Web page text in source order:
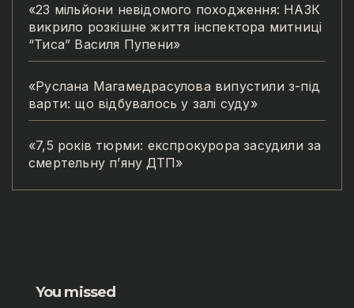
«23 мільйони невідомого походження: НАЗК
викрило розкішне життя інспектора митниці
“Тиса” Василя Пупени»
«Руслана Магамедрасулова випустили з-під
варти: що відбувалось у залі суду»
«7,5 років тюрми: експрокурора засудили за
смертельну п’яну ДТП»
You missed